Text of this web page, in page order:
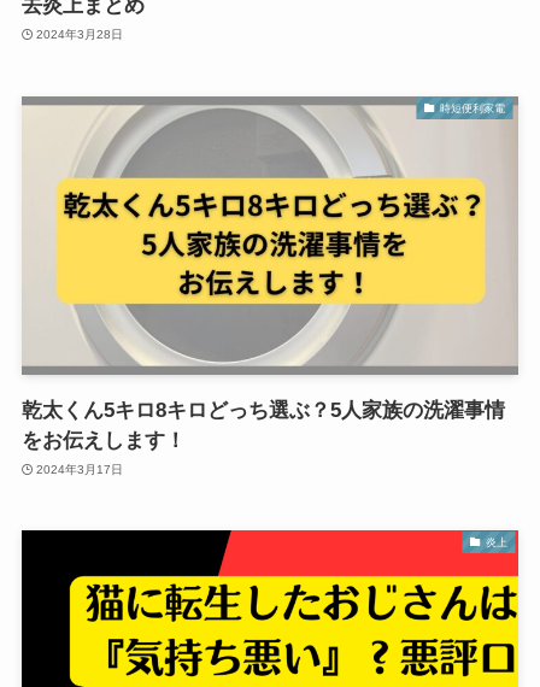
去炎上まとめ
2024年3月28日
時短便利家電
乾太くん5キロ8キロどっち選ぶ？5人家族の洗濯事情
をお伝えします！
2024年3月17日
炎上